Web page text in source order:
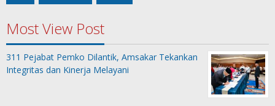
Most View Post
311 Pejabat Pemko Dilantik, Amsakar Tekankan
Integritas dan Kinerja Melayani